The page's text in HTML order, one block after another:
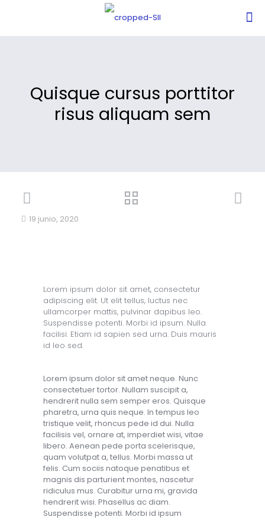
Quisque cursus porttitor
risus aliquam sem
19 junio, 2020
Lorem ipsum dolor sit amet, consectetur
adipiscing elit. Ut elit tellus, luctus nec
ullamcorper mattis, pulvinar dapibus leo.
Suspendisse potenti. Morbi id ipsum. Nulla
facilisi. Etiam id sapien sed urna. Duis mauris
id leo sed.
Lorem ipsum dolor sit amet neque. Nunc
consectetuer tortor. Nullam suscipit a,
hendrerit nulla sem semper eros. Quisque
pharetra, urna quis neque. In tempus leo
tristique velit, rhoncus pede id dui. Nulla
facilisis vel, ornare at, imperdiet wisi, vitae
libero. Aenean pede porta scelerisque,
quam volutpat a, tellus. Morbi massa ut
felis. Cum sociis natoque penatibus et
magnis dis parturient montes, nascetur
ridiculus mus. Curabitur urna mi, gravida
hendrerit wisi. Phasellus ac diam.
Suspendisse potenti. Morbi id ipsum